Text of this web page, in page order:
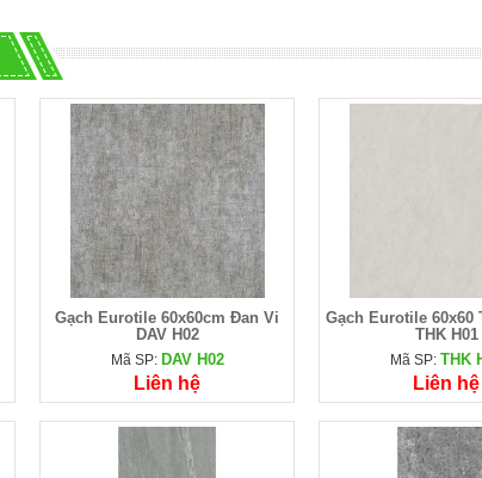
Gạch Eurotile 60x60cm Đan Vi
DAV H02
Mã SP: DAV H02
Liên hệ
Gạch Eurotile 60x60
THK H01
Mã SP: THK
Liên hệ